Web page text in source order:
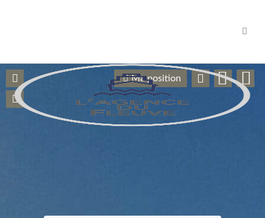
Ma position